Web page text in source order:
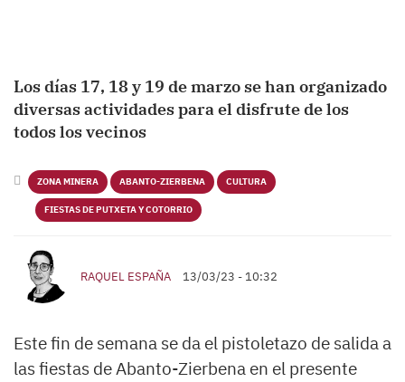
Los días 17, 18 y 19 de marzo se han organizado
diversas actividades para el disfrute de los
todos los vecinos
ZONA MINERA ABANTO-ZIERBENA CULTURA
FIESTAS DE PUTXETA Y COTORRIO
RAQUEL ESPAÑA 13/03/23 - 10:32
Este fin de semana se da el pistoletazo de salida a
las fiestas de Abanto-Zierbena en el presente